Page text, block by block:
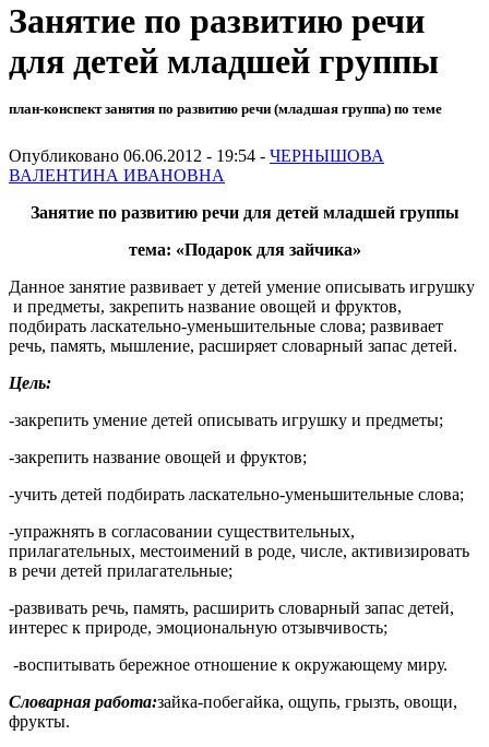
Занятие по развитию речи
для детей младшей группы
план-конспект занятия по развитию речи (младшая группа) по теме
Опубликовано 06.06.2012 - 19:54 - ЧЕРНЫШОВА
ВАЛЕНТИНА ИВАНОВНА
Занятие по развитию речи для детей младшей группы
тема: «Подарок для зайчика»
Данное занятие развивает у детей умение описывать игрушку
и предметы, закрепить название овощей и фруктов,
подбирать ласкательно-уменьшительные слова; развивает
речь, память, мышление, расширяет словарный запас детей.
Цель:
-закрепить умение детей описывать игрушку и предметы;
-закрепить название овощей и фруктов;
-учить детей подбирать ласкательно-уменьшительные слова;
-упражнять в согласовании существительных,
прилагательных, местоимений в роде, числе, активизировать
в речи детей прилагательные;
-развивать речь, память, расширить словарный запас детей,
интерес к природе, эмоциональную отзывчивость;
-воспитывать бережное отношение к окружающему миру.
Словарная работа:зайка-побегайка, ощупь, грызть, овощи,
фрукты.